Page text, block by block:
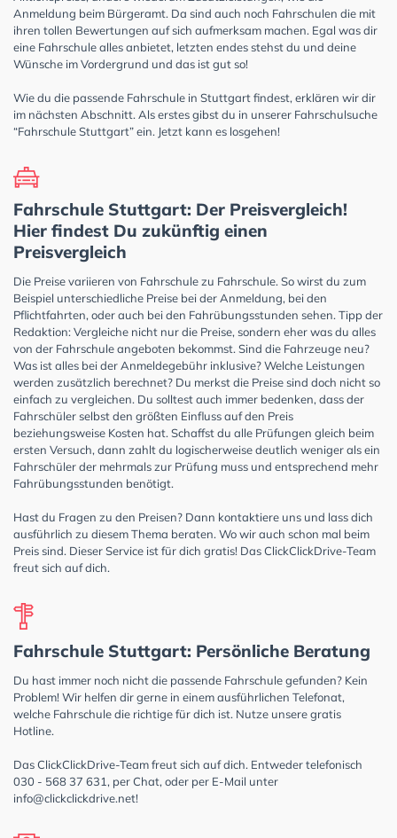
Anmeldung beim Bürgeramt. Da sind auch noch Fahrschulen die mit
ihren tollen Bewertungen auf sich aufmerksam machen. Egal was dir
eine Fahrschule alles anbietet, letzten endes stehst du und deine
Wünsche im Vordergrund und das ist gut so!
Wie du die passende Fahrschule in Stuttgart findest, erklären wir dir
im nächsten Abschnitt. Als erstes gibst du in unserer Fahrschulsuche
“Fahrschule Stuttgart” ein. Jetzt kann es losgehen!
Fahrschule Stuttgart: Der Preisvergleich!
Hier findest Du zukünftig einen
Preisvergleich
Die Preise variieren von Fahrschule zu Fahrschule. So wirst du zum
Beispiel unterschiedliche Preise bei der Anmeldung, bei den
Pflichtfahrten, oder auch bei den Fahrübungsstunden sehen. Tipp der
Redaktion: Vergleiche nicht nur die Preise, sondern eher was du alles
von der Fahrschule angeboten bekommst. Sind die Fahrzeuge neu?
Was ist alles bei der Anmeldegebühr inklusive? Welche Leistungen
werden zusätzlich berechnet? Du merkst die Preise sind doch nicht so
einfach zu vergleichen. Du solltest auch immer bedenken, dass der
Fahrschüler selbst den größten Einfluss auf den Preis
beziehungsweise Kosten hat. Schaffst du alle Prüfungen gleich beim
ersten Versuch, dann zahlt du logischerweise deutlich weniger als ein
Fahrschüler der mehrmals zur Prüfung muss und entsprechend mehr
Fahrübungsstunden benötigt.
Hast du Fragen zu den Preisen? Dann kontaktiere uns und lass dich
ausführlich zu diesem Thema beraten. Wo wir auch schon mal beim
Preis sind. Dieser Service ist für dich gratis! Das ClickClickDrive-Team
freut sich auf dich.
Fahrschule Stuttgart: Persönliche Beratung
Du hast immer noch nicht die passende Fahrschule gefunden? Kein
Problem! Wir helfen dir gerne in einem ausführlichen Telefonat,
welche Fahrschule die richtige für dich ist. Nutze unsere gratis
Hotline.
Das ClickClickDrive-Team freut sich auf dich. Entweder telefonisch
030 - 568 37 631, per Chat, oder per E-Mail unter
info@clickclickdrive.net!